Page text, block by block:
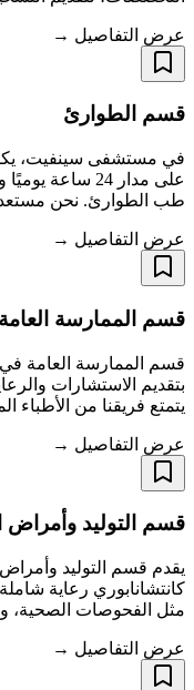
عرض التفاصيل →
قسم الطوارئ
في مستشفى سينفيت،
على مدار 24
طب الطوارئ. نحن
عرض التفاصيل →
قسم الممارسة العامة
قسم الممارسة العامة
بتقديم الاستشارات
يتمتع فريقنا من الأطباء
عرض التفاصيل →
قسم التوليد وأمراض
يقدم قسم التوليد
كانتشانابوري رعاية
مثل الفحوصات الصحية،
عرض التفاصيل →